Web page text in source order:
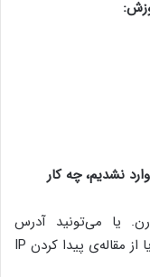
مودم وارد نشدیم، چه کار
یا می‌تونید آدرس
مودم‌تون رو از روی دفترچه‌ی اون پیدا کنید یا از مقاله‌ی پیدا کردن ‌IP